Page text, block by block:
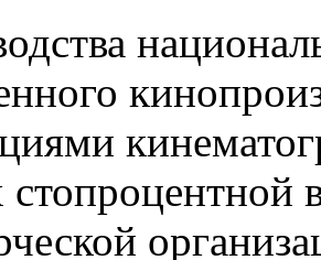
стопроцентной